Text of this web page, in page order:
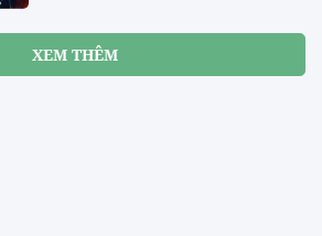
XEM THÊM